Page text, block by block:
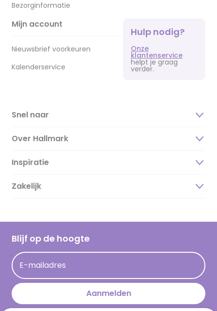
Bezorginformatie
Mijn account
Nieuwsbrief voorkeuren
Kalenderservice
Hulp nodig?
Onze
klantenservice
helpt je graag
verder.
Snel naar
Over Hallmark
Over ons
Duurzaamheid
Hallmark Kaartclub
Acties
Persberichten
Hallmark en Kinderpostzegels
Inspiratie
Magazine
Cadeau inspiratie
Kaartinspiratie
Zakelijk
Blijf op de hoogte
E-mailadres
Aanmelden